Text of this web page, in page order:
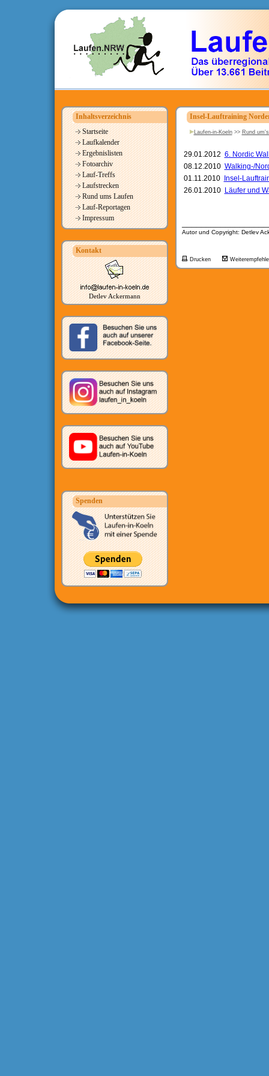
Inhaltsverzeichnis
Startseite
Laufkalender
Ergebnislisten
Fotoarchiv
Lauf-Treffs
Laufstrecken
Rund ums Laufen
Lauf-Reportagen
Impressum
Kontakt
Detlev Ackermann
Spenden
Insel-Lauftraining
Laufen-in-Koeln>> Rund
29.01.2012 6. Nordic
08.12.2010 Walking-/
01.11.2010
Insel-
26.01.2010
Läufer und
Autor und Copyright: Detlev
Drucken